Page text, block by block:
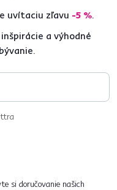
uvítaciu zľavu -5 %.
a výhodné
si doručovanie našich